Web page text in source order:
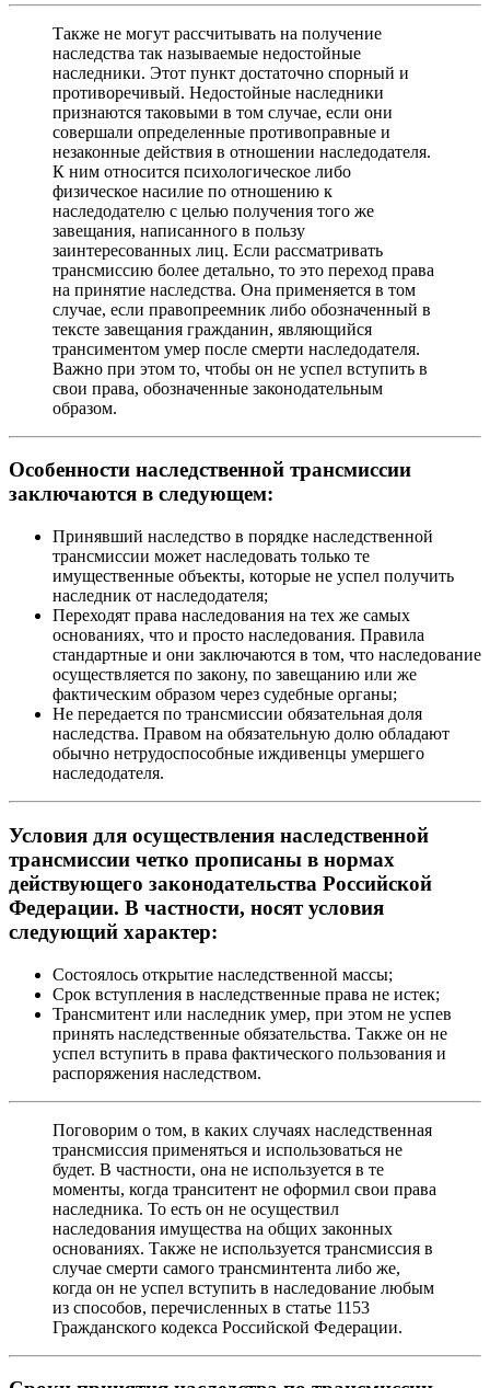
Также не могут рассчитывать на получение
наследства так называемые недостойные
наследники. Этот пункт достаточно спорный и
противоречивый. Недостойные наследники
признаются таковыми в том случае, если они
совершали определенные противоправные и
незаконные действия в отношении наследодателя.
К ним относится психологическое либо
физическое насилие по отношению к
наследодателю с целью получения того же
завещания, написанного в пользу
заинтересованных лиц. Если рассматривать
трансмиссию более детально, то это переход права
на принятие наследства. Она применяется в том
случае, если правопреемник либо обозначенный в
тексте завещания гражданин, являющийся
трансиментом умер после смерти наследодателя.
Важно при этом то, чтобы он не успел вступить в
свои права, обозначенные законодательным
образом.
Особенности наследственной трансмиссии
заключаются в следующем:
Принявший наследство в порядке наследственной
трансмиссии может наследовать только те
имущественные объекты, которые не успел получить
наследник от наследодателя;
Переходят права наследования на тех же самых
основаниях, что и просто наследования. Правила
стандартные и они заключаются в том, что наследование
осуществляется по закону, по завещанию или же
фактическим образом через судебные органы;
Не передается по трансмиссии обязательная доля
наследства. Правом на обязательную долю обладают
обычно нетрудоспособные иждивенцы умершего
наследодателя.
Условия для осуществления наследственной
трансмиссии четко прописаны в нормах
действующего законодательства Российской
Федерации. В частности, носят условия
следующий характер:
Состоялось открытие наследственной массы;
Срок вступления в наследственные права не истек;
Трансмитент или наследник умер, при этом не успев
принять наследственные обязательства. Также он не
успел вступить в права фактического пользования и
распоряжения наследством.
Поговорим о том, в каких случаях наследственная
трансмиссия применяться и использоваться не
будет. В частности, она не используется в те
моменты, когда транситент не оформил свои права
наследника. То есть он не осуществил
наследования имущества на общих законных
основаниях. Также не используется трансмиссия в
случае смерти самого трансминтента либо же,
когда он не успел вступить в наследование любым
из способов, перечисленных в статье 1153
Гражданского кодекса Российской Федерации.